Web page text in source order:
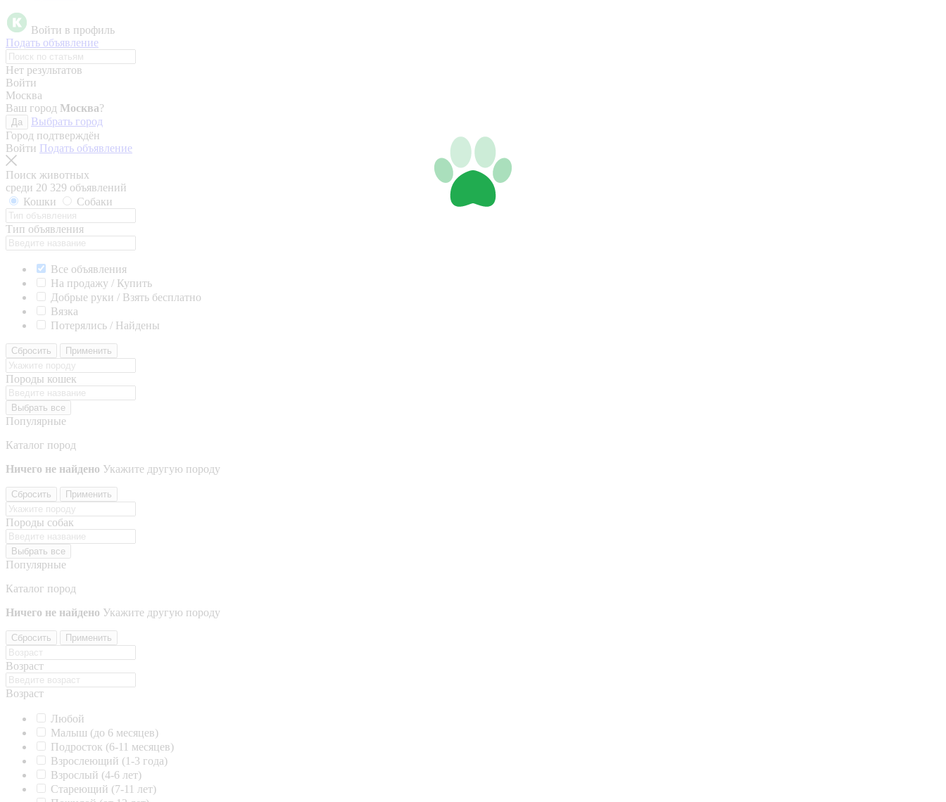
Войти в профиль
Подать объявление
Нет результатов
Войти
Москва
Ваш город Москва?
Да
Выбрать город
Город подтверждён
Войти Подать объявление
Поиск животных
среди 20 329 объявлений
Кошки
Собаки
Тип объявления
Все объявления
На продажу / Купить
Добрые руки / Взять бесплатно
Вязка
Потерялись / Найдены
Сбросить Применить
Породы кошек
Выбрать все
Популярные
Каталог пород
Ничего не найдено Укажите другую породу
Сбросить Применить
Породы собак
Выбрать все
Популярные
Каталог пород
Ничего не найдено Укажите другую породу
Сбросить Применить
Возраст
Возраст
Любой
Малыш (до 6 месяцев)
Подросток (6-11 месяцев)
Взрослеющий (1-3 года)
Взрослый (4-6 лет)
Стареющий (7-11 лет)